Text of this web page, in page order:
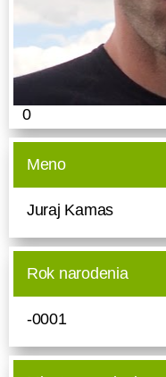
0
Meno
Juraj Kamas
Rok narodenia
-0001